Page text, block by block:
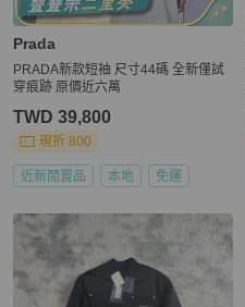
Prada
PRADA新款短袖 尺寸44碼 全新僅試
穿痕跡 原價近六萬
TWD 39,800
現折 800
近新閒置品 本地 免運